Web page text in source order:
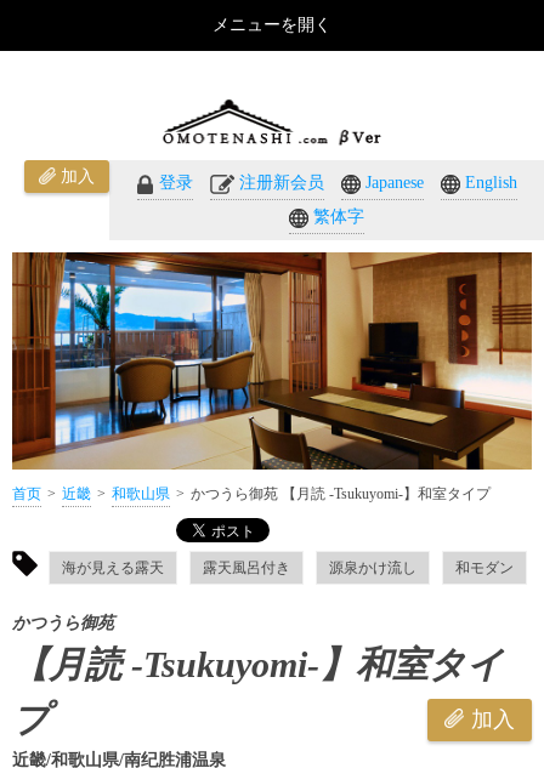
加入 登录 注册新会员 Japanese
English
繁体字
首页 近畿 和歌山県 かつうら御苑 【月読 -Tsukuyomi-】和室タイプ
海が見える露天 露天風呂付き 源泉かけ流し 和モダン
かつうら御苑
【月読 -Tsukuyomi-】和室タイ
プ
加入
近畿/和歌山県/南纪胜浦温泉
メニューを開く